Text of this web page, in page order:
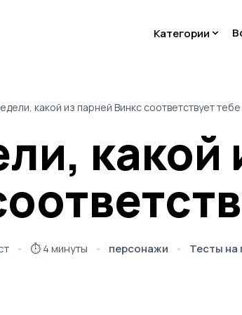
Категории
какой из парней Винкс соответствует тебе
какой
⏱️4 минуты персонажи Тесты на